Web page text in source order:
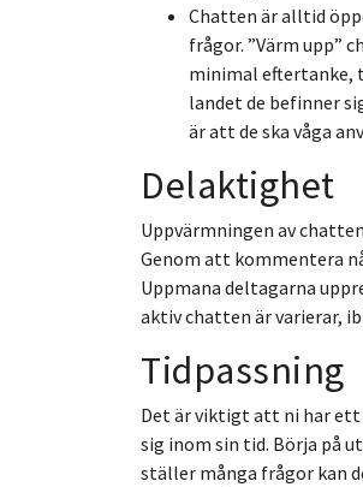
Chatten är alltid
frågor. ”Värm upp”
minimal eftertanke,
landet de befinner
är att de ska våga
Delaktighet
Uppvärmningen av
Genom att kommentera
Uppmana deltagarna
aktiv chatten är varierar,
Tidpassning
Det är viktigt att ni har ett
sig inom sin tid. Börja på
ställer många frågor kan